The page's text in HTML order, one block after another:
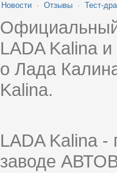
Новости · Отзывы · Тест-
LADA Kalina
о Лада
Kalina.
LADA Kalina
заводе